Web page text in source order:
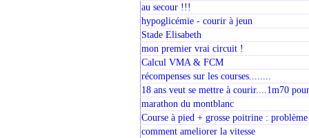
au secour !!!
hypoglicémie - courir à jeun
Stade Elisabeth
mon premier vrai circuit !
Calcul VMA & FCM
récompenses sur les courses........
18 ans veut se mettre à courir....1m70
marathon du montblanc
Course à pied + grosse poitrine : problème
comment ameliorer la vitesse